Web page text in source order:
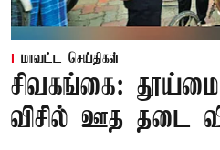
மாவட்ட செய்திகள்
சிவகங்கை:
விசில் ஊத தடை